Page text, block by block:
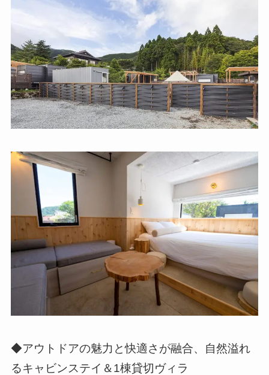
◆アウトドアの魅力と快適さが融合、自然溢れ
るキャビンステイ＆1棟貸切ヴィラ